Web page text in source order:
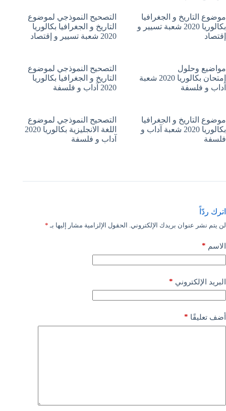
موضوع التاريخ و الجغرافيا
بكالوريا 2020 شعبة تسيير و
إقتصاد
التصحيح النموذجي لموضوع
التاريخ و الجغرافيا بكالوريا
2020 شعبة تسيير و إقتصاد
مواضيع وحلول
إمتحان بكالوريا 2020 شعبة
آداب و فلسفة
التصحيح النموذجي لموضوع
التاريخ و الجغرافيا بكالوريا
2020 آداب و فلسفة
موضوع التاريخ و الجغرافيا
بكالوريا 2020 شعبة آداب و
فلسفة
التصحيح النموذجي لموضوع
اللغة الانجليزية بكالوريا 2020
آداب و فلسفة
اترك ردّاً
لن يتم نشر عنوان بريدك الإلكتروني. الحقول الإلزامية مشار إليها بـ *
الاسم *
البريد الإلكتروني *
أضف تعليقًا *